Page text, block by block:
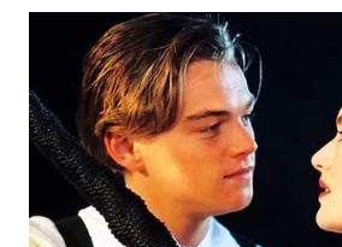
DEPOK
TAPANULI
UTARA
WN